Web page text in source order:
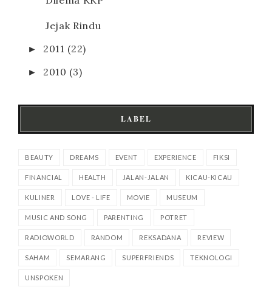
Jejak Rindu
► 2011 (22)
► 2010 (3)
LABEL
BEAUTY DREAMS EVENT EXPERIENCE FIKSI
FINANCIAL HEALTH JALAN-JALAN KICAU-KICAU
KULINER LOVE - LIFE MOVIE MUSEUM
MUSIC AND SONG PARENTING POTRET
RADIOWORLD RANDOM REKSADANA REVIEW
SAHAM SEMARANG SUPERFRIENDS TEKNOLOGI
UNSPOKEN